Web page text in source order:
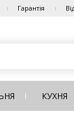
Гарантія
КУХНЯ